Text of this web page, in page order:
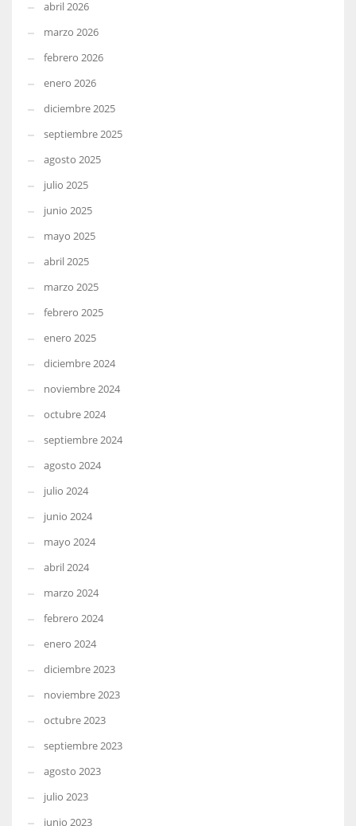
abril 2026
marzo 2026
febrero 2026
enero 2026
diciembre 2025
septiembre 2025
agosto 2025
julio 2025
junio 2025
mayo 2025
abril 2025
marzo 2025
febrero 2025
enero 2025
diciembre 2024
noviembre 2024
octubre 2024
septiembre 2024
agosto 2024
julio 2024
junio 2024
mayo 2024
abril 2024
marzo 2024
febrero 2024
enero 2024
diciembre 2023
noviembre 2023
octubre 2023
septiembre 2023
agosto 2023
julio 2023
junio 2023